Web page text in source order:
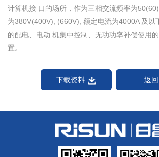
计算机接 口的场所，作为三相交流频率为
为380V(400V), (660V), 额定电流为4000A 及以
的配电、电动 机集中控制、无功功率补偿使用
置。
下载资料 返回